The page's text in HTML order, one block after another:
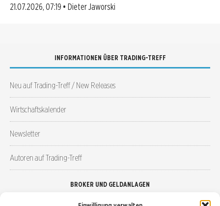
21.07.2026, 07:19 • Dieter Jaworski
INFORMATIONEN ÜBER TRADING-TREFF
Neu auf Trading-Treff / New Releases
Wirtschaftskalender
Newsletter
Autoren auf Trading-Treff
BROKER UND GELDANLAGEN